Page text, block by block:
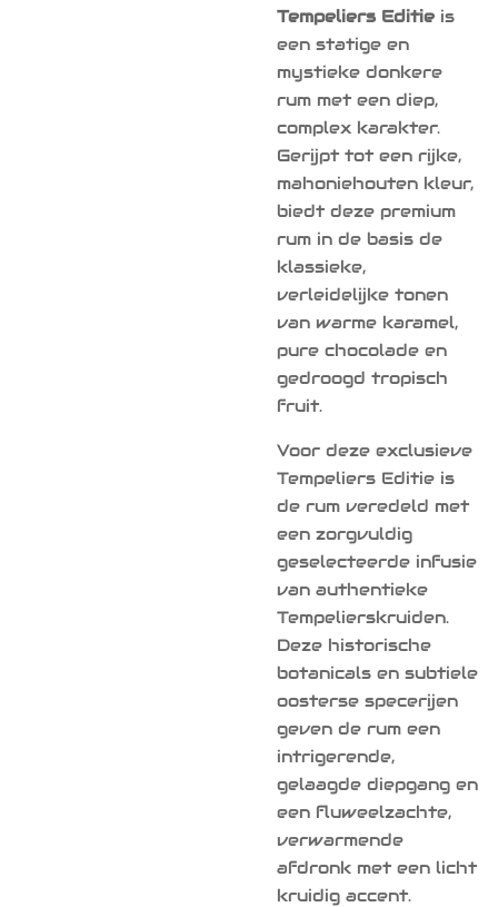
Tempeliers Editie is
een statige en
mystieke donkere
rum met een diep,
complex karakter.
Gerijpt tot een rijke,
mahoniehouten kleur,
biedt deze premium
rum in de basis de
klassieke,
verleidelijke tonen
van warme karamel,
pure chocolade en
gedroogd tropisch
fruit.
Voor deze exclusieve
Tempeliers Editie is
de rum veredeld met
een zorgvuldig
geselecteerde infusie
van authentieke
Tempelierskruiden.
Deze historische
botanicals en subtiele
oosterse specerijen
geven de rum een
intrigerende,
gelaagde diepgang en
een fluweelzachte,
verwarmende
afdronk met een licht
kruidig accent.